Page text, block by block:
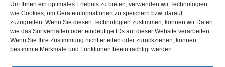
Um Ihnen ein optimales Erlebnis zu bieten, verwenden wir Technologien
wie Cookies, um Geräteinformationen zu speichern bzw. darauf
zuzugreifen. Wenn Sie diesen Technologien zustimmen, können wir Daten
wie das Surfverhalten oder eindeutige IDs auf dieser Website verarbeiten.
Wenn Sie Ihre Zustimmung nicht erteilen oder zurückziehen, können
bestimmte Merkmale und Funktionen beeinträchtigt werden.